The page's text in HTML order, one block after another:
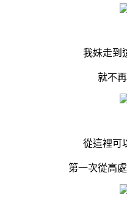
我妹走到
就不
從這裡可
第一次從高